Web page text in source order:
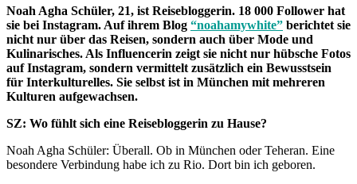
Noah Agha Schüler, 21, ist Reisebloggerin. 18 000 Follower hat
sie bei Instagram. Auf ihrem Blog “noahamywhite” berichtet sie
nicht nur über das Reisen, sondern auch über Mode und
Kulinarisches. Als Influencerin zeigt sie nicht nur hübsche Fotos
auf Instagram, sondern vermittelt zusätzlich ein Bewusstsein
für Interkulturelles. Sie selbst ist in München mit mehreren
Kulturen aufgewachsen.
SZ: Wo fühlt sich eine Reisebloggerin zu Hause?
Noah Agha Schüler: Überall. Ob in München oder Teheran. Eine
besondere Verbindung habe ich zu Rio. Dort bin ich geboren.